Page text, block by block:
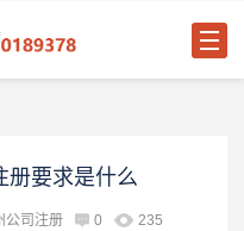
册要求是什么
公司注册 0 235